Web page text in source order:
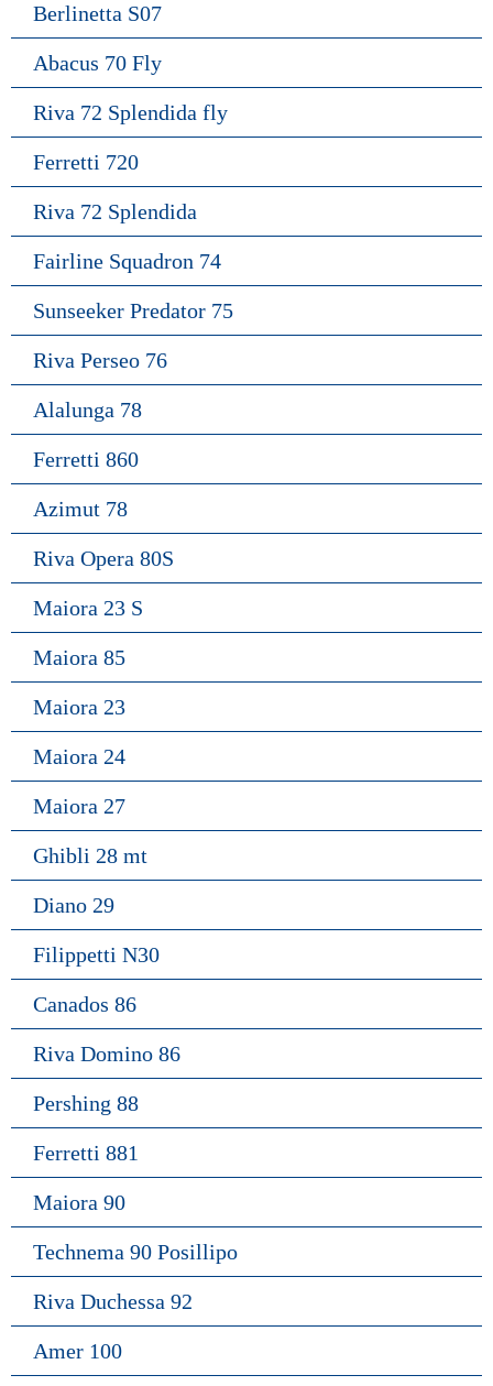
Berlinetta S07
Abacus 70 Fly
Riva 72 Splendida fly
Ferretti 720
Riva 72 Splendida
Fairline Squadron 74
Sunseeker Predator 75
Riva Perseo 76
Alalunga 78
Ferretti 860
Azimut 78
Riva Opera 80S
Maiora 23 S
Maiora 85
Maiora 23
Maiora 24
Maiora 27
Ghibli 28 mt
Diano 29
Filippetti N30
Canados 86
Riva Domino 86
Pershing 88
Ferretti 881
Maiora 90
Technema 90 Posillipo
Riva Duchessa 92
Amer 100